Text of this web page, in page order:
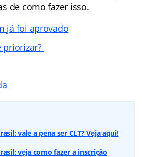
de como fazer isso.
já foi aprovado
priorizar?
vale a pena ser CLT? Veja aqui!
veja como fazer a inscrição